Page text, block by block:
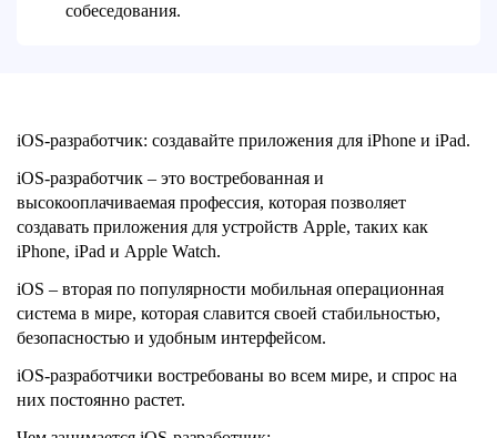
собеседования.
iOS-разработчик: создавайте приложения для iPhone и iPad.
iOS-разработчик – это востребованная и
высокооплачиваемая профессия, которая позволяет
создавать приложения для устройств Apple, таких как
iPhone, iPad и Apple Watch.
iOS – вторая по популярности мобильная операционная
система в мире, которая славится своей стабильностью,
безопасностью и удобным интерфейсом.
iOS-разработчики востребованы во всем мире, и спрос на
них постоянно растет.